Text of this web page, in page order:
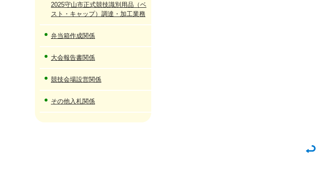
2025守山市正式競技識別用品（ベ
スト・キャップ）調達・加工業務
弁当箱作成関係
大会報告書関係
競技会場設営関係
その他入札関係